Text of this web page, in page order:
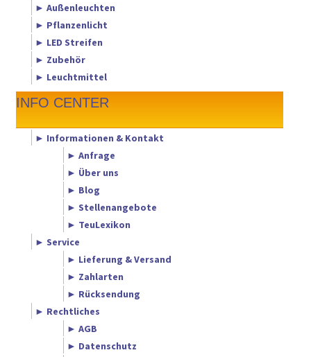
► Außenleuchten
► Pflanzenlicht
► LED Streifen
► Zubehör
► Leuchtmittel
INFO CENTER
► Informationen & Kontakt
► Anfrage
► Über uns
► Blog
► Stellenangebote
► TeuLexikon
► Service
► Lieferung & Versand
► Zahlarten
► Rücksendung
► Rechtliches
► AGB
► Datenschutz